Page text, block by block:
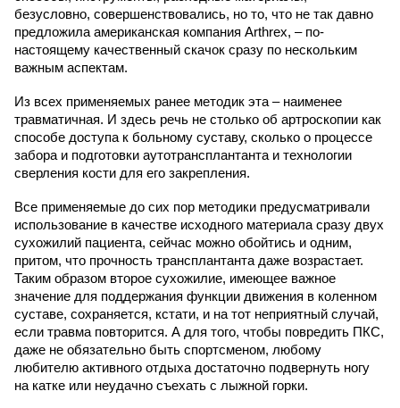
безусловно, совершенствовались, но то, что не так давно
предложила американская компания Arthrex, – по-
настоящему качественный скачок сразу по нескольким
важным аспектам.
Из всех применяемых ранее методик эта – наименее
травматичная. И здесь речь не столько об артроскопии как
способе доступа к больному суставу, сколько о процессе
забора и подготовки аутотрансплантанта и технологии
сверления кости для его закрепления.
Все применяемые до сих пор методики предусматривали
использование в качестве исходного материала сразу двух
сухожилий пациента, сейчас можно обойтись и одним,
притом, что прочность трансплантанта даже возрастает.
Таким образом второе сухожилие, имеющее важное
значение для поддержания функции движения в коленном
суставе, сохраняется, кстати, и на тот неприятный случай,
если травма повторится. А для того, чтобы повредить ПКС,
даже не обязательно быть спортсменом, любому
любителю активного отдыха достаточно подвернуть ногу
на катке или неудачно съехать с лыжной горки.